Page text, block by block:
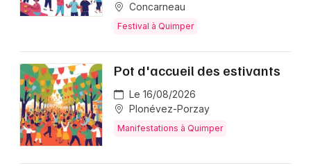
Concarneau
Festival à Quimper
Pot d'accueil des estivants
Le 16/08/2026
Plonévez-Porzay
Manifestations à Quimper